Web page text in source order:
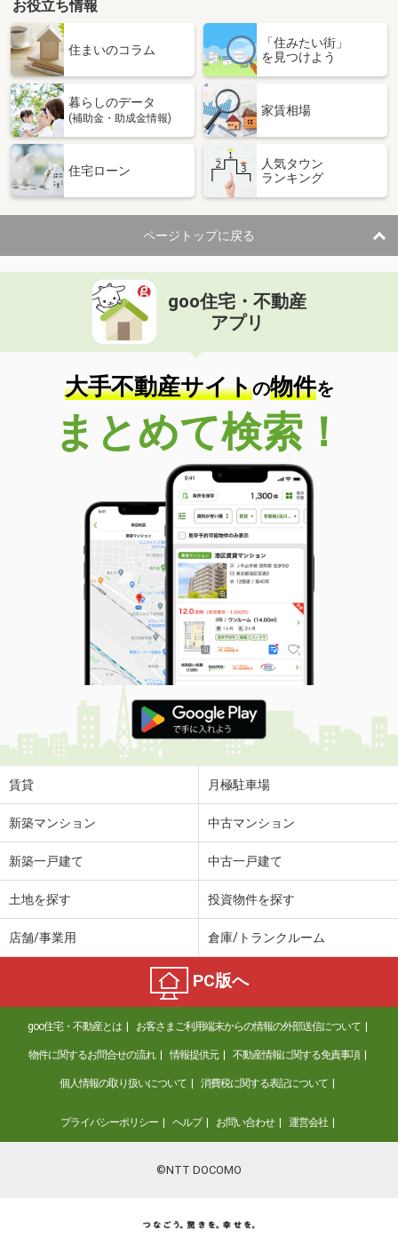
お役立ち情報
住まいのコラム
「住みたい街」
を見つけよう
暮らしのデータ
(補助金・助成金情報)
家賃相場
住宅ローン
人気タウン
ランキング
ページトップに戻る
goo住宅・不動産
アプリ
大手不動産サイトの物件を
まとめて検索！
賃貸 月極駐車場
新築マンション 中古マンション
新築一戸建て 中古一戸建て
土地を探す 投資物件を探す
店舗/事業用 倉庫/トランクルーム
PC版へ
goo住宅・不動産とは お客さまご利用端末からの情報の外部送信について
物件に関するお問合せの流れ 情報提供元 不動産情報に関する免責事項
個人情報の取り扱いについて 消費税に関する表記について
プライバシーポリシー ヘルプ お問い合わせ 運営会社
©NTT DOCOMO